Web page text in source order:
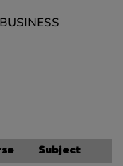
Subject